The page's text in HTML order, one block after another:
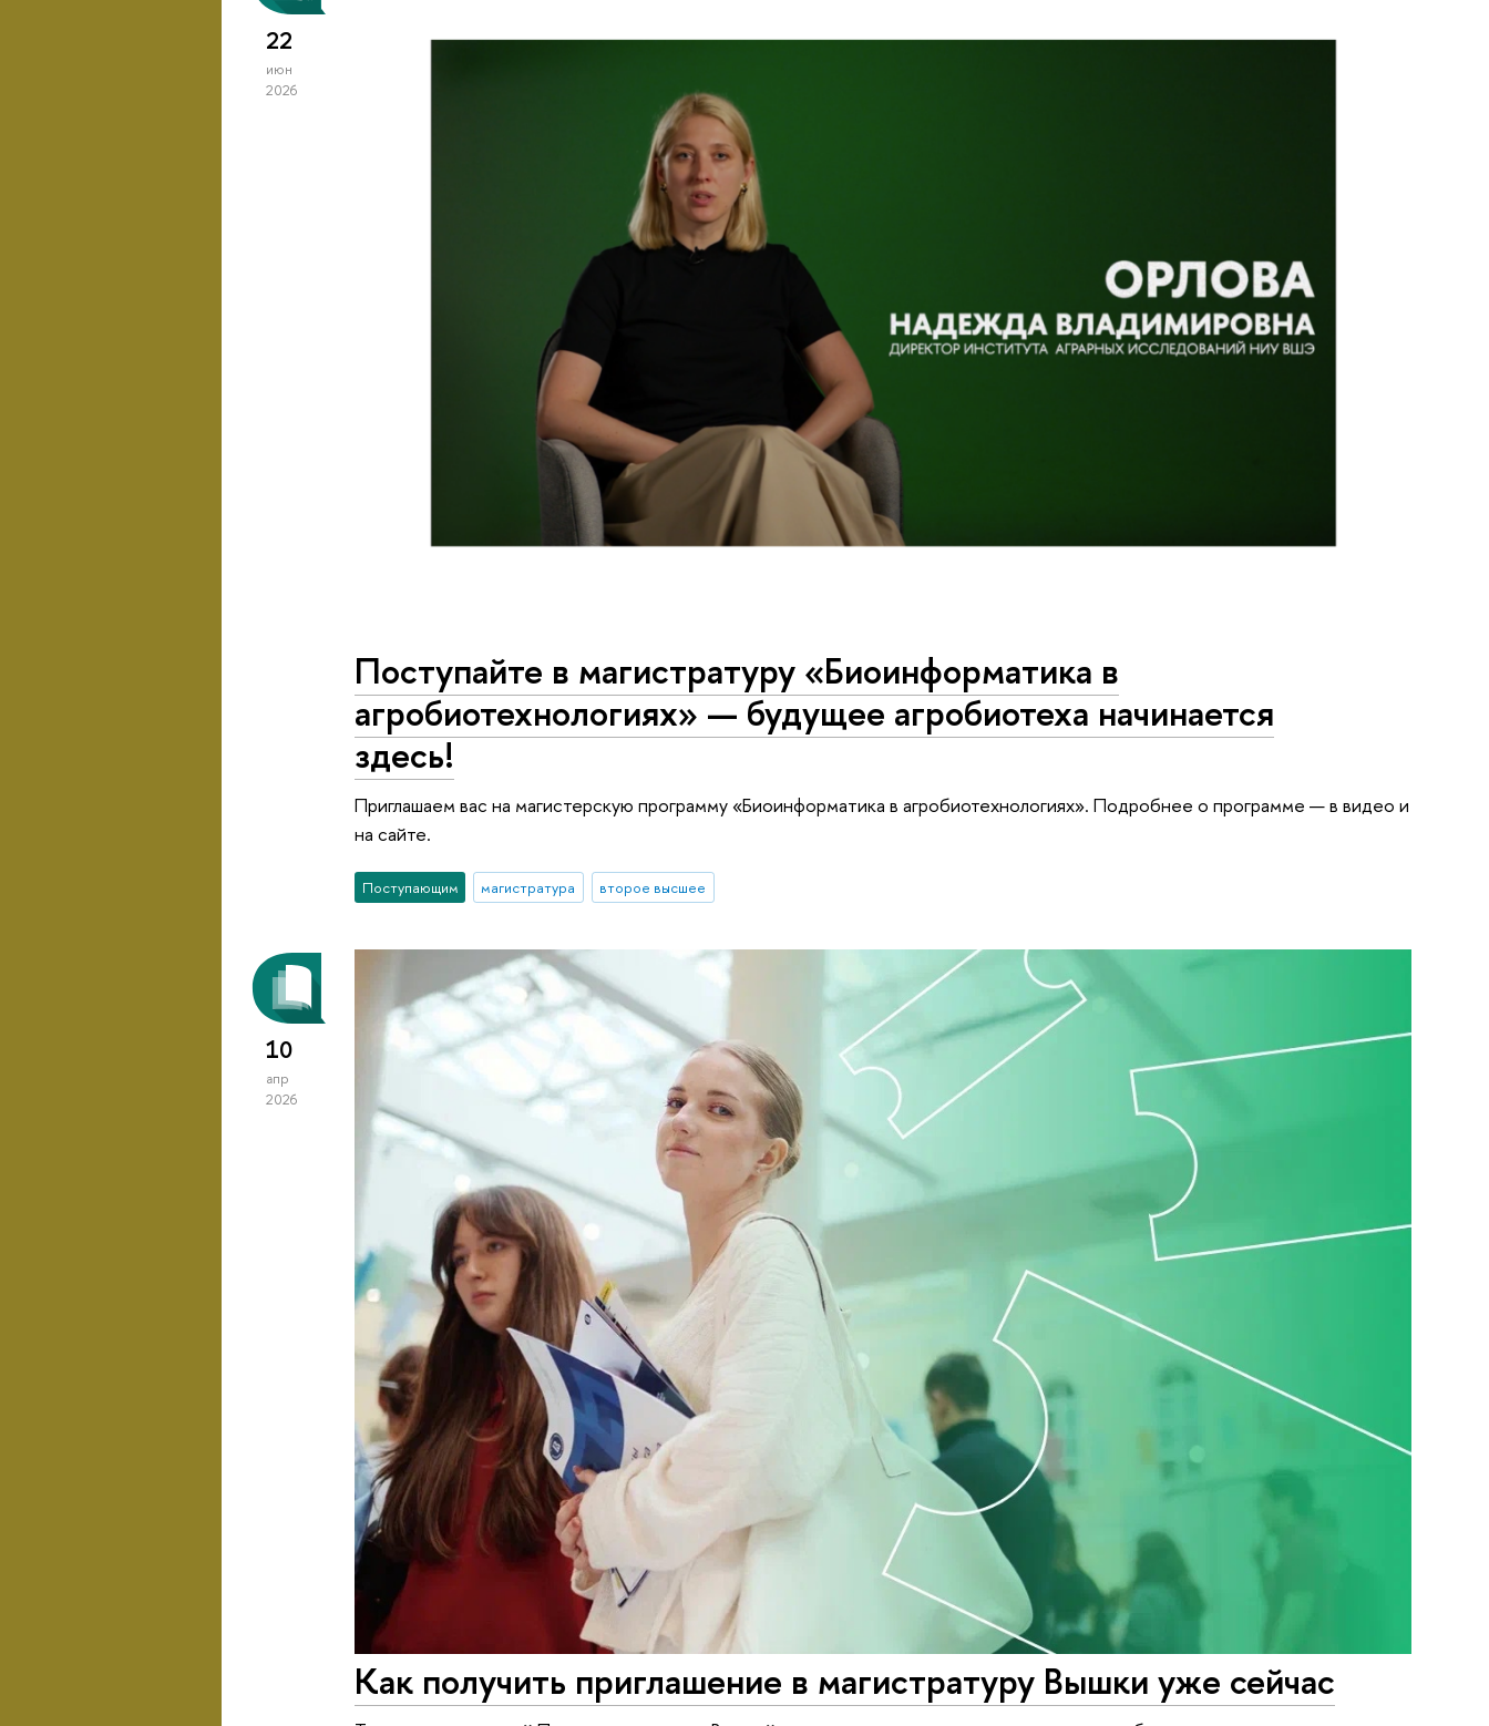
22
июн
2026
Поступайте в магистратуру «Биоинформатика в
агробиотехнологиях» — будущее агробиотеха начинается
здесь!
Приглашаем вас на магистерскую программу «Биоинформатика в агробиотехнологиях». Подробнее о программе — в видео и
на сайте.
Поступающим магистратура второе высшее
10
апр
2026
Как получить приглашение в магистратуру Вышки уже сейчас